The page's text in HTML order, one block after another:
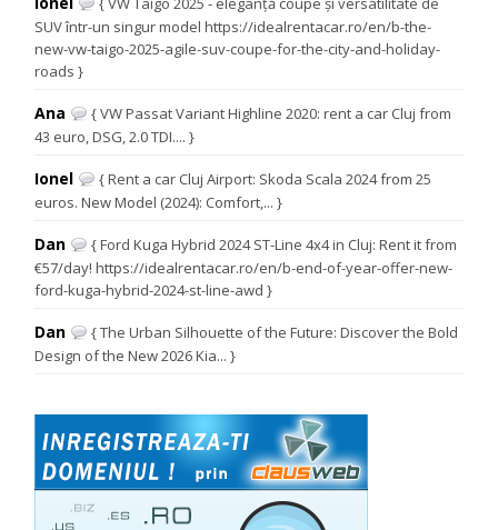
SUV într-un singur model https://idealrentacar.ro/en/b-the-
new-vw-taigo-2025-agile-suv-coupe-for-the-city-and-holiday-
roads }
Ana
{ VW Passat Variant Highline 2020: rent a car Cluj from
43 euro, DSG, 2.0 TDI.... }
Ionel
{ Rent a car Cluj Airport: Skoda Scala 2024 from 25
euros. New Model (2024): Comfort,... }
Dan
{ Ford Kuga Hybrid 2024 ST-Line 4x4 in Cluj: Rent it from
€57/day! https://idealrentacar.ro/en/b-end-of-year-offer-new-
ford-kuga-hybrid-2024-st-line-awd }
Dan
{ The Urban Silhouette of the Future: Discover the Bold
Design of the New 2026 Kia... }